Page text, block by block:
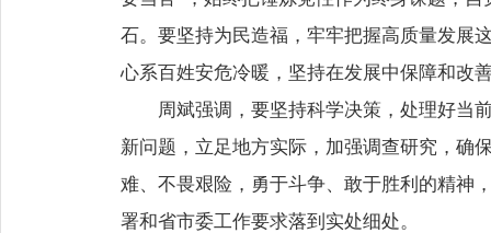
石。要坚持为民造福，牢牢把握高质量发展
心系百姓安危冷暖，坚持在发展中保障和改
周斌强调，要坚持科学决策，处理好当
新问题，立足地方实际，加强调查研究，确
难、不畏艰险，勇于斗争、敢于胜利的精神
署和省市委工作要求落到实处细处。